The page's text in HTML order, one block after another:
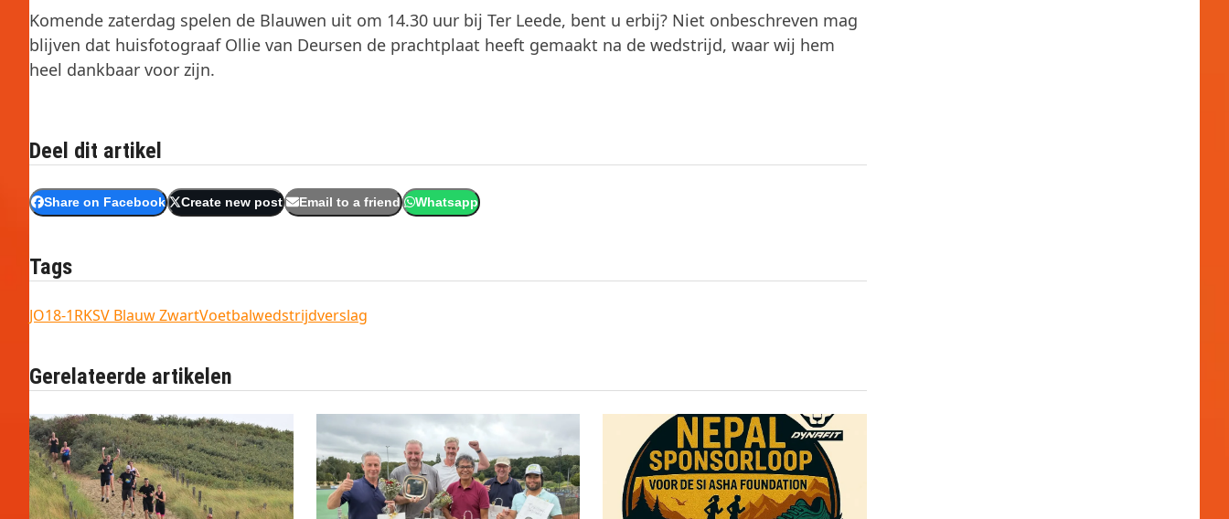
Komende zaterdag spelen de Blauwen uit om 14.30 uur bij Ter Leede, bent u erbij? Niet onbeschreven mag
blijven dat huisfotograaf Ollie van Deursen de prachtplaat heeft gemaakt na de wedstrijd, waar wij hem
heel dankbaar voor zijn.
Deel dit artikel
Share on Facebook Create new post Email to a friend Whatsapp
Tags
JO18-1RKSV Blauw ZwartVoetbalwedstrijdverslag
Gerelateerde artikelen